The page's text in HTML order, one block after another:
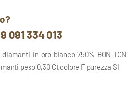
091 334 013
in oro bianco 750% BON TON
peso 0,30 Ct colore F purezza SI